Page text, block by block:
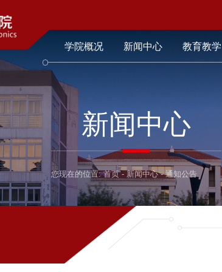
学院概况 新闻中心 教育教学
新闻中心
您现在的位置: 首页 - 新闻中心 - 通知公告